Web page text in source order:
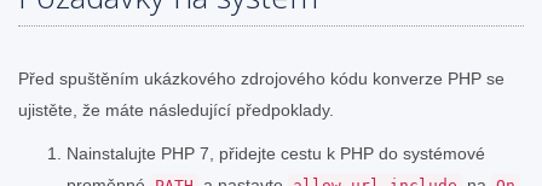
Před spuštěním ukázkového zdrojového kódu konverze PHP se
ujistěte, že máte následující předpoklady.
Nainstalujte PHP 7, přidejte cestu k PHP do systémové